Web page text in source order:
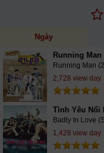
Ngày
Running Man
Running Man
2,728 view day
Tình Yêu Nổi
Badly In Love
1,428 view day